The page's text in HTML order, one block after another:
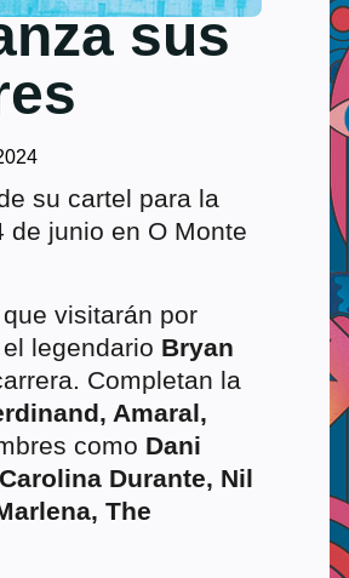
sus
su cartel para la
de junio en O Monte
que visitarán por
legendario Bryan
Completan la
Amaral,
como Dani
Durante, Nil
The